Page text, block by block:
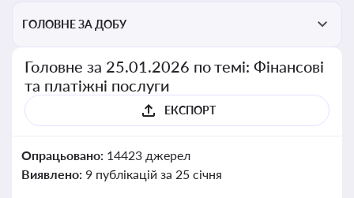
ГОЛОВНЕ ЗА ДОБУ
Головне за 25.01.2026 по темі: Фінансові
та платіжні послуги
ЕКСПОРТ
Опрацьовано: 14423 джерел
Виявлено: 9 публікацій за 25 січня